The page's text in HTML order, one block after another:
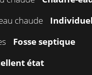
chaude
Fosse septique
état